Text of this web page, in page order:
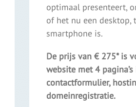
optimaal presenteert,
of het nu een desktop,
smartphone is.
De prijs van € 275* is
website met 4 pagina’s
contactformulier,
domeinregistratie.